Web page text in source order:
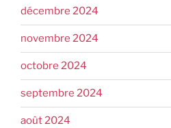
décembre 2024
novembre 2024
octobre 2024
septembre 2024
août 2024